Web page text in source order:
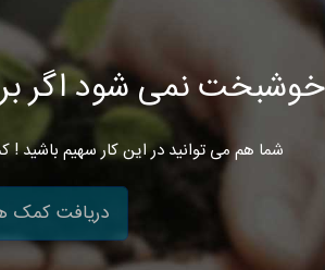
نمی شود اگر
شما هم می توانید در این کار سهیم
دریافت کمک